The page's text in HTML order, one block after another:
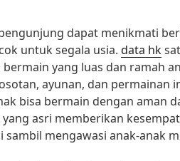
dapat menikmati
untuk segala usia. data hk
yang luas dan ramah
ayunan, dan permainan
bisa bermain dengan aman
asri memberikan
mengawasi anak-anak